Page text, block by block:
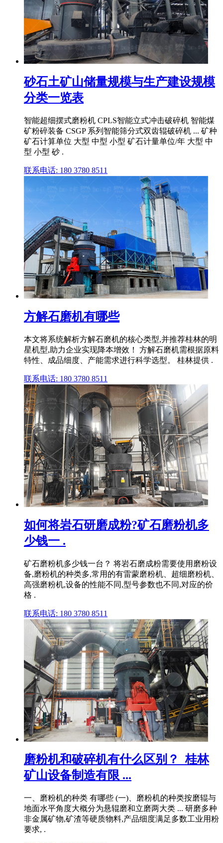
砂石土矿山储量规模与生产建设规模
分类一览表
智能超细摆式磨粉机 CPLS智能立式冲击破碎机 智能煤
矿粉碎装备 CSGP 系列智能筛分式双齿辊破碎机 ... 矿种
矿石计算单位 大型 中型 小型 矿石计量单位/年 大型 中
型 小型 砂 .
联系电话: 180 3780 8511
方解石磨机有哪些
本文将系统解析方解石磨机的核心类型,并推荐桂林的明
星机型,助力企业实现降本增效！ 方解石磨机需根据原料
特性、成品细度、产能需求进行科学选型。 桂林提供 .
联系电话: 180 3780 8511
如何将岩石研磨成粉?矿石磨粉机多
少钱一 .
矿石磨粉机多少钱一台？ 将岩石磨成粉需要使用磨粉设
备,磨粉机的种类多,常用的有雷蒙磨粉机、超细磨粉机、
高强磨粉机,设备的性能不同,型号参数也不同,对应的价
格 .
联系电话: 180 3780 8511
磨粉机和破碎机有什么区别？_桂林
矿山设备制造有限 ...
一、磨粉机的种类 有哪些 (一)、磨粉机的种类按磨辊与
地面水平角度大概分为悬辊磨和立磨两大类 ... 研磨多种
非金属矿物,矿渣等硬质物料,产品细度满足多数工业用粉
要求, .